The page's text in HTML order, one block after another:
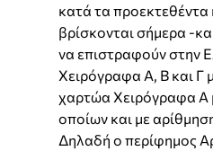
κατά τα
βρίσκονται σήμερα -
να επιστραφούν στην
Χειρόγραφα Α, Β και Γ
χαρτώα Χειρόγραφα Α
οποίων και με
Δηλαδή ο περίφημος